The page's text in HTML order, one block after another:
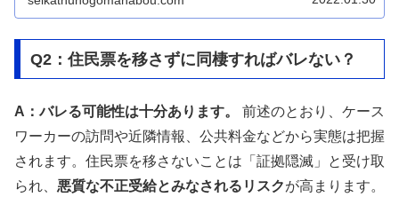
Q2：住民票を移さずに同棲すればバレない？
A：バレる可能性は十分あります。
前述のとおり、ケース
ワーカーの訪問や近隣情報、公共料金などから実態は把握
されます。住民票を移さないことは「証拠隠滅」と受け取
られ、 悪質な不正受給とみなされるリスクが高まります。